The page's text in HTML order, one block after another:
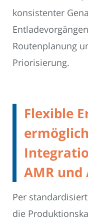
konsistenter
Routenplanung
Priorisierung.
Flexible
AMR
Per
die